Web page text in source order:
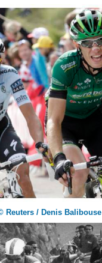
Reuters / Denis Balibouse